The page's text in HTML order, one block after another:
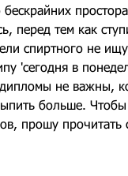
перед тем как
спиртного не
'сегодня в
не важны,
больше. Чтобы
прошу прочитать